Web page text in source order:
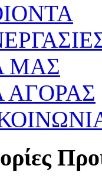
ΜΑΣ
ΑΓΟΡΑΣ